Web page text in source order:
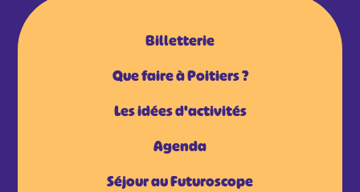
Billetterie
Que faire à Poitiers ?
Les idées d'activités
Agenda
Séjour au Futuroscope